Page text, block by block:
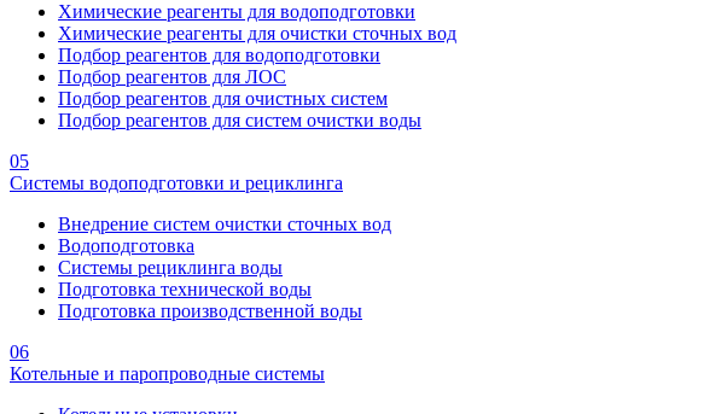
Химические реагенты для водоподготовки
Химические реагенты для очистки сточных вод
Подбор реагентов для водоподготовки
Подбор реагентов для ЛОС
Подбор реагентов для очистных систем
Подбор реагентов для систем очистки воды
05
Системы водоподготовки и рециклинга
Внедрение систем очистки сточных вод
Водоподготовка
Системы рециклинга воды
Подготовка технической воды
Подготовка производственной воды
06
Котельные и паропроводные системы